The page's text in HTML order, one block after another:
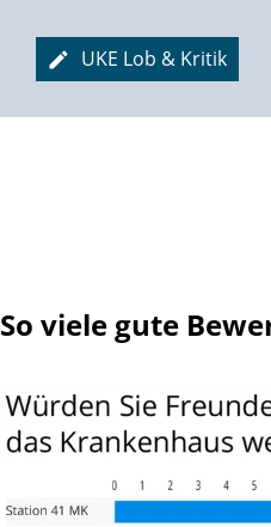
UKE Lob & Kritik
So viele gute